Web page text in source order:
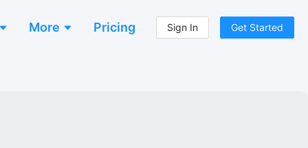
More Pricing Sign In Get Started